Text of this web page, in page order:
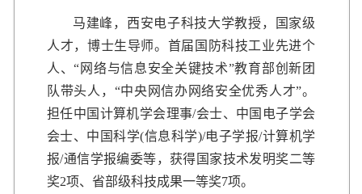
马建峰，西安电子科技大学教授，国家级
人才，博士生导师。首届国防科技工业先进个
人、“网络与信息安全关键技术”教育部创新团
队带头人，“中央网信办网络安全优秀人才”。
担任中国计算机学会理事/会士、中国电子学会
会士、中国科学(信息科学)/电子学报/计算机学
报/通信学报编委等，获得国家技术发明奖二等
奖2项、省部级科技成果一等奖7项。